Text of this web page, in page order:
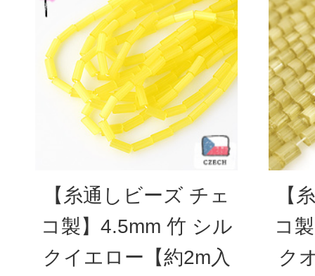
【糸通しビーズ チェ
コ製】4.5mm 竹 シル
クイエロー【約2m入
【
コ
ク